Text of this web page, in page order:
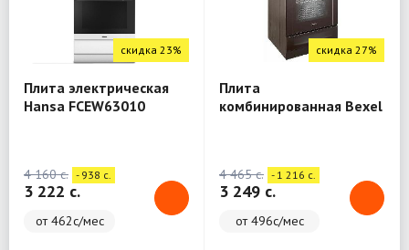
скидка 23%
Плита электрическая
Hansa FCEW63010
4 160 c. - 938 c.
3 222 c.
от 462с/мес
скидка 27%
Плита
комбинированная Bexel
4 465 c. - 1 216 c.
3 249 c.
от 496с/мес